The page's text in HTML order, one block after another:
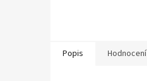
Popis Hodnocení